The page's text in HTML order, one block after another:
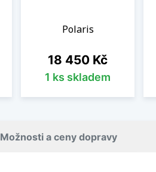
Polaris
Cena
18 450 Kč
1 ks skladem
Možnosti a ceny dopravy